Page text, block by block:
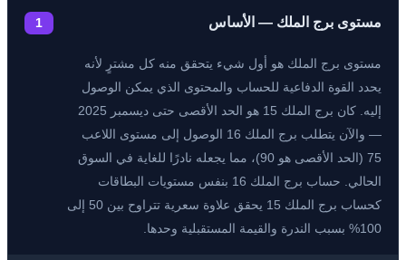
مستوى برج الملك — الأساس
مستوى برج الملك هو أول شيء يتحقق منه كل مشترٍ لأنه
يحدد القوة الدفاعية للحساب والمحتوى الذي يمكن الوصول
إليه. كان برج الملك 15 هو الحد الأقصى حتى ديسمبر 2025
— والآن يتطلب برج الملك 16 الوصول إلى مستوى اللاعب
75 (الحد الأقصى هو 90)، مما يجعله نادرًا للغاية في السوق
الحالي. حساب برج الملك 16 بنفس مستويات البطاقات
كحساب برج الملك 15 يحقق علاوة سعرية تتراوح بين 50 إلى
100% بسبب الندرة والقيمة المستقبلية وحدها.
1